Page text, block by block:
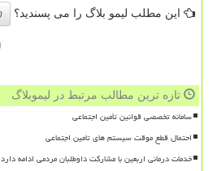
این مطلب لیمو بلاگ را می پسندید؟
تازه ترین مطالب مرتبط در لیموبلاگ
سامانه تخصصی قوانین تأمین اجتماعی
احتمال قطع موقت سیستم های تامین اجتماعی
خدمات درمانی اربعین با مشارکت داوطلبان مردمی ادامه دارد